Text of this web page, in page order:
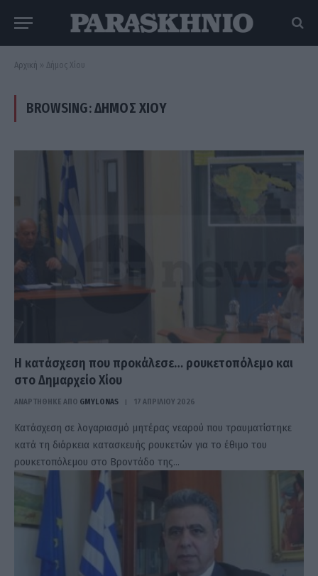
Αρχική » Δήμος Χίου
BROWSING:ΔΉΜΟΣ ΧΊΟΥ
Η κατάσχεση που προκάλεσε… ρουκετοπόλεμο και
στο Δημαρχείο Χίου
ΑΝΑΡΤΗΘΗΚΕ ΑΠΟ GMYLONAS 17 ΑΠΡΙΛΊΟΥ 2026
Κατάσχεση σε λογαριασμό μητέρας νεαρού που τραυματίστηκε
κατά τη διάρκεια κατασκευής ρουκετών για το έθιμο του
ρουκετοπόλεμου στο Βροντάδο της…